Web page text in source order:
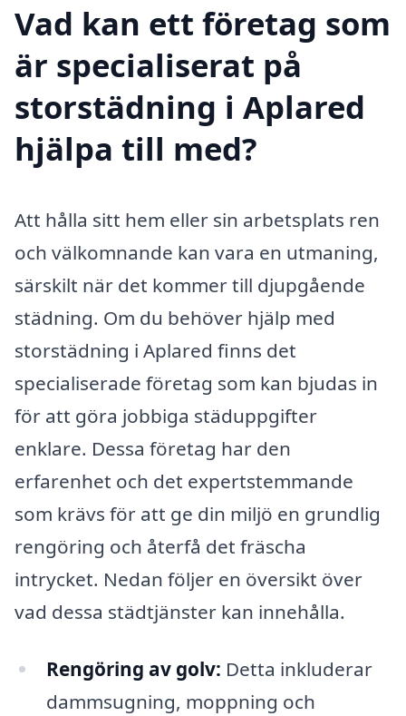
Vad kan ett företag som
är specialiserat på
storstädning i Aplared
hjälpa till med?
Att hålla sitt hem eller sin arbetsplats ren
och välkomnande kan vara en utmaning,
särskilt när det kommer till djupgående
städning. Om du behöver hjälp med
storstädning i Aplared finns det
specialiserade företag som kan bjudas in
för att göra jobbiga städuppgifter
enklare. Dessa företag har den
erfarenhet och det expertstemmande
som krävs för att ge din miljö en grundlig
rengöring och återfå det fräscha
intrycket. Nedan följer en översikt över
vad dessa städtjänster kan innehålla.
Rengöring av golv: Detta inkluderar
dammsugning, moppning och